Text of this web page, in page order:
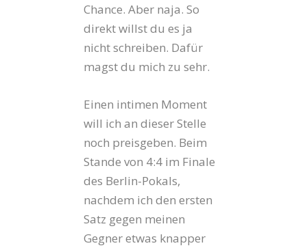
Chance. Aber naja. So
direkt willst du es ja
nicht schreiben. Dafür
magst du mich zu sehr.
Einen intimen Moment
will ich an dieser Stelle
noch preisgeben. Beim
Stande von 4:4 im Finale
des Berlin-Pokals,
nachdem ich den ersten
Satz gegen meinen
Gegner etwas knapper